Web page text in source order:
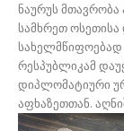
ნაურუს
სამხრეთ
სახელმწიფოებად
რესპუბლიკამ
დიპლომატიური
აფხაზეთთან.